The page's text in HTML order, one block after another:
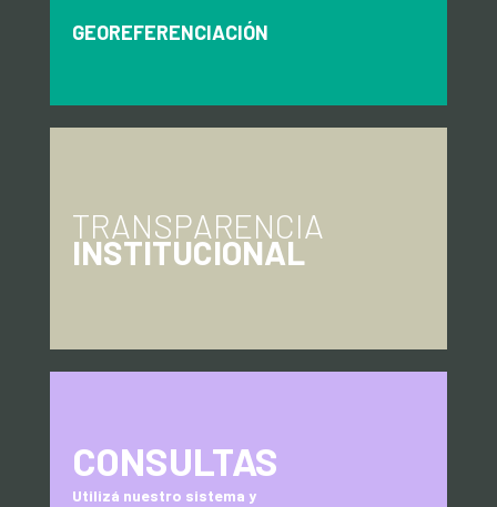
GEOREFERENCIACIÓN
TRANSPARENCIA
INSTITUCIONAL
CONSULTAS
Utilizá nuestro sistema y